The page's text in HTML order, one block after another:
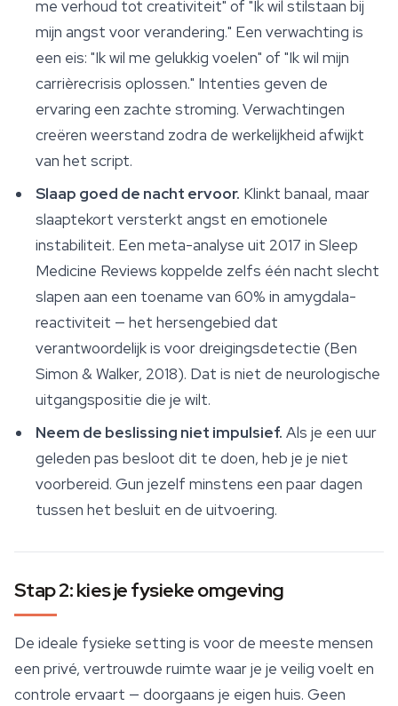
me verhoud tot creativiteit" of "Ik wil stilstaan bij
mijn angst voor verandering." Een verwachting is
een eis: "Ik wil me gelukkig voelen" of "Ik wil mijn
carrièrecrisis oplossen." Intenties geven de
ervaring een zachte stroming. Verwachtingen
creëren weerstand zodra de werkelijkheid afwijkt
van het script.
Slaap goed de nacht ervoor. Klinkt banaal, maar
slaaptekort versterkt angst en emotionele
instabiliteit. Een meta-analyse uit 2017 in Sleep
Medicine Reviews koppelde zelfs één nacht slecht
slapen aan een toename van 60% in amygdala-
reactiviteit — het hersengebied dat
verantwoordelijk is voor dreigingsdetectie (Ben
Simon & Walker, 2018). Dat is niet de neurologische
uitgangspositie die je wilt.
Neem de beslissing niet impulsief. Als je een uur
geleden pas besloot dit te doen, heb je je niet
voorbereid. Gun jezelf minstens een paar dagen
tussen het besluit en de uitvoering.
Stap 2: kies je fysieke omgeving
De ideale fysieke setting is voor de meeste mensen
een privé, vertrouwde ruimte waar je je veilig voelt en
controle ervaart — doorgaans je eigen huis. Geen